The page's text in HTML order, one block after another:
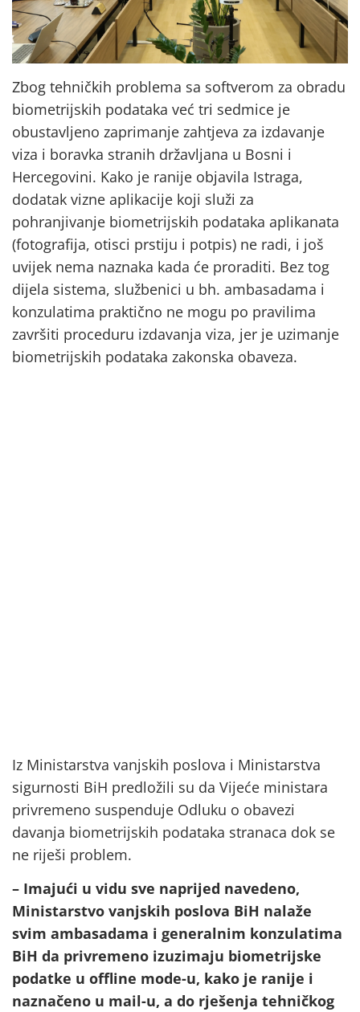
Zbog tehničkih problema sa softverom za obradu
biometrijskih podataka već tri sedmice je
obustavljeno zaprimanje zahtjeva za izdavanje
viza i boravka stranih državljana u Bosni i
Hercegovini. Kako je ranije objavila Istraga,
dodatak vizne aplikacije koji služi za
pohranjivanje biometrijskih podataka aplikanata
(fotografija, otisci prstiju i potpis) ne radi, i još
uvijek nema naznaka kada će proraditi. Bez tog
dijela sistema, službenici u bh. ambasadama i
konzulatima praktično ne mogu po pravilima
završiti proceduru izdavanja viza, jer je uzimanje
biometrijskih podataka zakonska obaveza.
Iz Ministarstva vanjskih poslova i Ministarstva
sigurnosti BiH predložili su da Vijeće ministara
privremeno suspenduje Odluku o obavezi
davanja biometrijskih podataka stranaca dok se
ne riješi problem.
– Imajući u vidu sve naprijed navedeno,
Ministarstvo vanjskih poslova BiH nalaže
svim ambasadama i generalnim konzulatima
BiH da privremeno izuzimaju biometrijske
podatke u offline mode-u, kako je ranije i
naznačeno u mail-u, a do rješenja tehničkog